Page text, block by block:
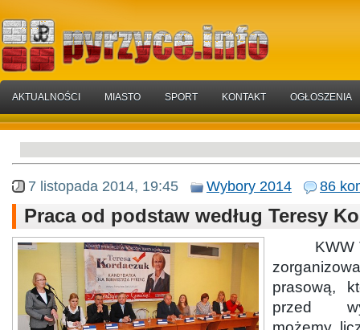
AKTUALNOŚCI MIASTO SPORT KONTAKT OGŁOSZENIA
7 listopada 2014, 19:45 Wybory 2014 86
Praca od podstaw według Teresy
KWW
prasową,
przed